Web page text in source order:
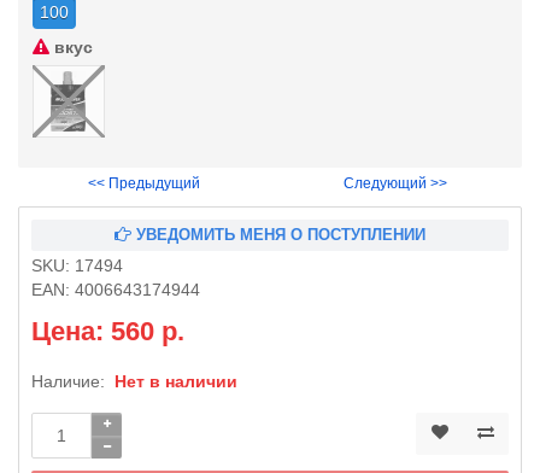
100
вкус
<< Предыдущий Следующий >>
УВЕДОМИТЬ МЕНЯ О ПОСТУПЛЕНИИ
SKU: 17494
EAN: 4006643174944
Цена: 560 р.
Наличие: Нет в наличии